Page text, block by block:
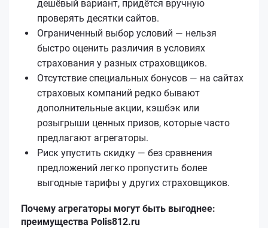
дешёвый вариант, придётся вручную
проверять десятки сайтов.
Ограниченный выбор условий — нельзя
быстро оценить различия в условиях
страхования у разных страховщиков.
Отсутствие специальных бонусов — на сайтах
страховых компаний редко бывают
дополнительные акции, кэшбэк или
розыгрыши ценных призов, которые часто
предлагают агрегаторы.
Риск упустить скидку — без сравнения
предложений легко пропустить более
выгодные тарифы у других страховщиков.
Почему агрегаторы могут быть выгоднее:
преимущества Polis812.ru